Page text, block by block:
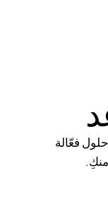
فعّالة